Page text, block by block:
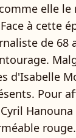
elle
à cette
de 68
d'Isabelle
Pour